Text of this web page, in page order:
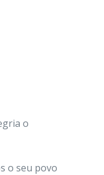
o
o seu povo